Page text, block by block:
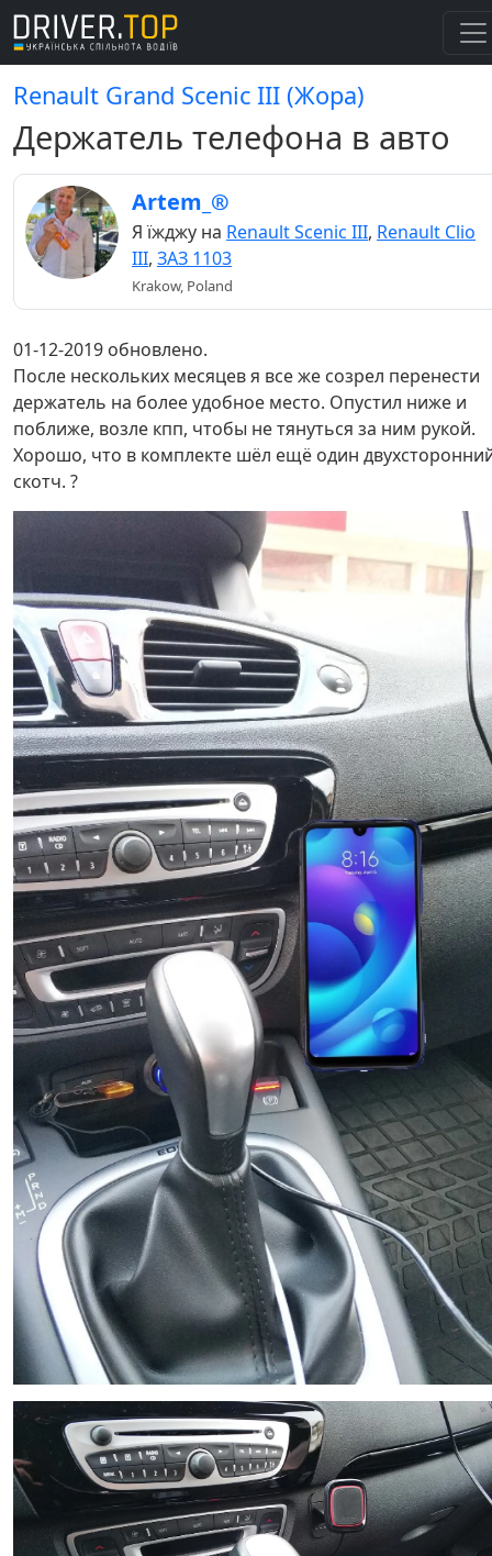
Renault Grand Scenic III (Жора)
Держатель телефона в авто
Artem_®
Я їжджу на Renault Scenic III, Renault Clio
III, ЗАЗ 1103
Krakow, Poland
01-12-2019 обновлено.
После нескольких месяцев я все же созрел перенести
держатель на более удобное место. Опустил ниже и
поближе, возле кпп, чтобы не тянуться за ним рукой.
Хорошо, что в комплекте шёл ещё один
скотч. ?